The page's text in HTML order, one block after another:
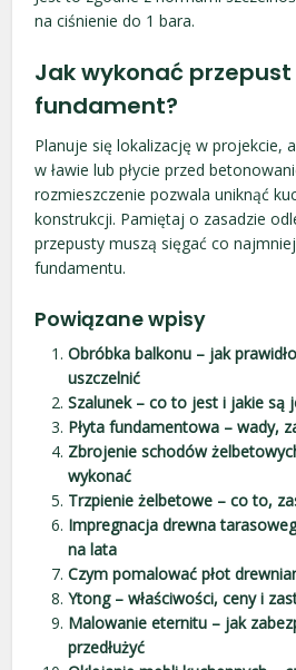
na ciśnienie do 1 bara.
Jak wykonać przepust
fundament?
Planuje się lokalizację w projekcie,
w ławie lub płycie przed
rozmieszczenie pozwala uniknąć
konstrukcji. Pamiętaj o zasadzie
przepusty muszą sięgać co
fundamentu.
Powiązane wpisy
Obróbka balkonu – jak
uszczelnić
Szalunek – co to jest i jakie są
Płyta fundamentowa – wady,
Zbrojenie schodów
wykonać
Trzpienie żelbetowe – co to,
Impregnacja drewna
na lata
Czym pomalować płot
Ytong – właściwości, ceny i
Malowanie eternitu – jak
przedłużyć